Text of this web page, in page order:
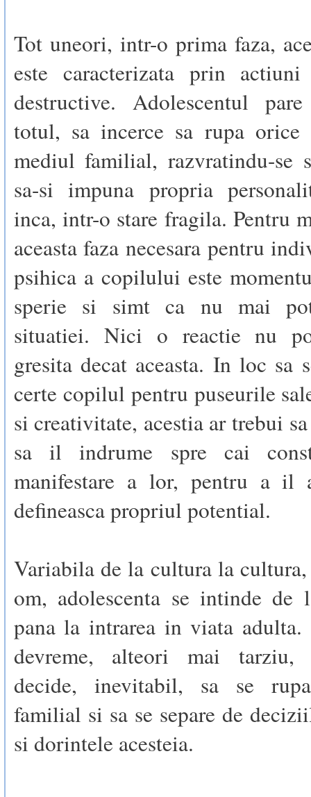
Tot uneori, intr-o prima faza,
este caracterizata prin
destructive. Adolescentul
totul, sa incerce sa rupa orice
mediul familial, razvratindu-se
sa-si impuna propria
inca, intr-o stare fragila. Pentru
aceasta faza necesara pentru
psihica a copilului este
sperie si simt ca nu mai
situatiei. Nici o reactie nu
gresita decat aceasta. In loc sa
certe copilul pentru puseurile
si creativitate, acestia ar trebui
sa il indrume spre cai
manifestare a lor, pentru a il
defineasca propriul potential.
Variabila de la cultura la
om, adolescenta se intinde de
pana la intrarea in viata
devreme, alteori mai
decide, inevitabil, sa se
familial si sa se separe de
si dorintele acesteia.